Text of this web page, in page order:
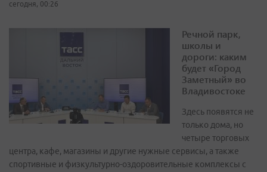
сегодня, 00:26
Речной парк,
школы и
дороги: каким
будет «Город
Заметный» во
Владивостоке
Здесь появятся не
только дома, но
четыре торговых
центра, кафе, магазины и другие нужные сервисы, а также
спортивные и физкультурно-оздоровительные комплексы с